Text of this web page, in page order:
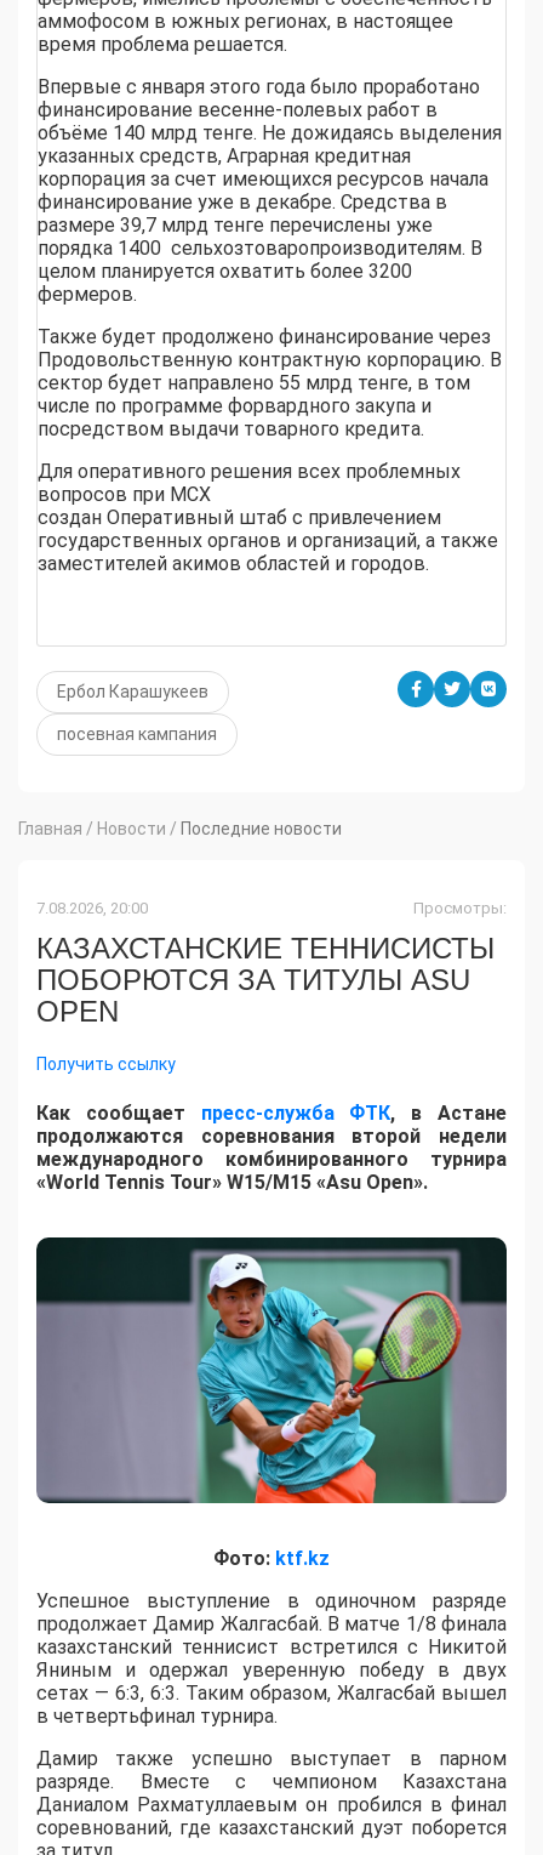
аммофосом в южных регионах, в настоящее
время проблема решается.
Впервые с января этого года было проработано
финансирование весенне-полевых работ в
объёме 140 млрд тенге. Не дожидаясь выделения
указанных средств, Аграрная кредитная
корпорация за счет имеющихся ресурсов начала
финансирование уже в декабре. Средства в
размере 39,7 млрд тенге перечислены уже
порядка 1400 сельхозтоваропроизводителям. В
целом планируется охватить более 3200
фермеров.
Также будет продолжено финансирование через
Продовольственную контрактную корпорацию. В
сектор будет направлено 55 млрд тенге, в том
числе по программе форвардного закупа и
посредством выдачи товарного кредита.
Для оперативного решения всех проблемных
вопросов при МСХ
создан Оперативный штаб с привлечением
государственных органов и организаций, а также
заместителей акимов областей и городов.
Ербол Карашукеев
посевная кампания
Главная / Новости / Последние новости
7.08.2026, 20:00 Просмотры:
КАЗАХСТАНСКИЕ ТЕННИСИСТЫ
ПОБОРЮТСЯ ЗА ТИТУЛЫ ASU
OPEN
Получить ссылку
Как сообщает пресс-служба ФТК, в Астане
продолжаются соревнования второй недели
международного комбинированного турнира
«World Tennis Tour» W15/M15 «Asu Open».
Фото: ktf.kz
Успешное выступление в одиночном разряде
продолжает Дамир Жалгасбай. В матче 1/8 финала
казахстанский теннисист встретился с Никитой
Яниным и одержал уверенную победу в двух
сетах — 6:3, 6:3. Таким образом, Жалгасбай вышел
в четвертьфинал турнира.
Дамир также успешно выступает в парном
разряде. Вместе с чемпионом Казахстана
Даниалом Рахматуллаевым он пробился в финал
соревнований, где казахстанский дуэт поборется